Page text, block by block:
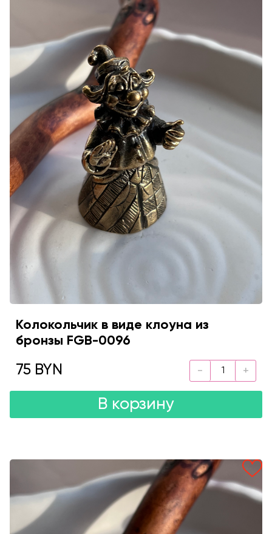
Колокольчик в виде клоуна из
бронзы FGB-0096
75 BYN
В корзину